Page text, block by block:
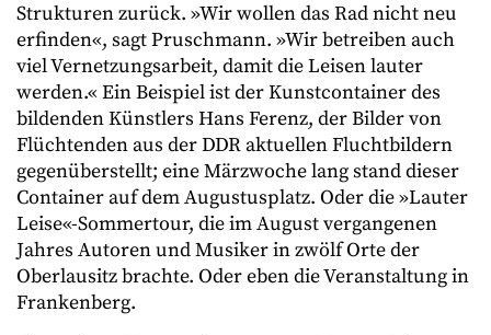
Strukturen zurück. »Wir wollen das Rad nicht neu
erfinden«, sagt Pruschmann. »Wir betreiben auch
viel Vernetzungsarbeit, damit die Leisen lauter
werden.« Ein Beispiel ist der Kunstcontainer des
bildenden Künstlers Hans Ferenz, der Bilder von
Flüchtenden aus der DDR aktuellen Fluchtbildern
gegenüberstellt; eine Märzwoche lang stand dieser
Container auf dem Augustusplatz. Oder die »Lauter
Leise«-Sommertour, die im August vergangenen
Jahres Autoren und Musiker in zwölf Orte der
Oberlausitz brachte. Oder eben die Veranstaltung in
Frankenberg.